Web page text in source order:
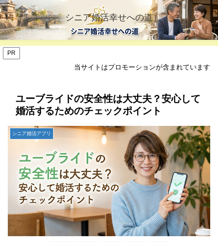
シニア婚活幸せへの道
PR
当サイトはプロモーションが含まれています
ユーブライドの安全性は大丈夫？安心して
婚活するためのチェックポイント
シニア婚活アプリ